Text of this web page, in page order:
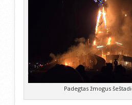
Padegtas žmogus